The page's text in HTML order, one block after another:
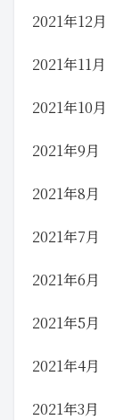
2021年12月
2021年11月
2021年10月
2021年9月
2021年8月
2021年7月
2021年6月
2021年5月
2021年4月
2021年3月